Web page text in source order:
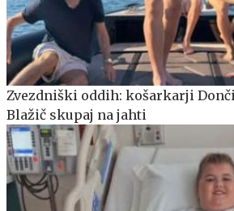
Zvezdniški oddih: košarkarji
Blažič skupaj na jahti